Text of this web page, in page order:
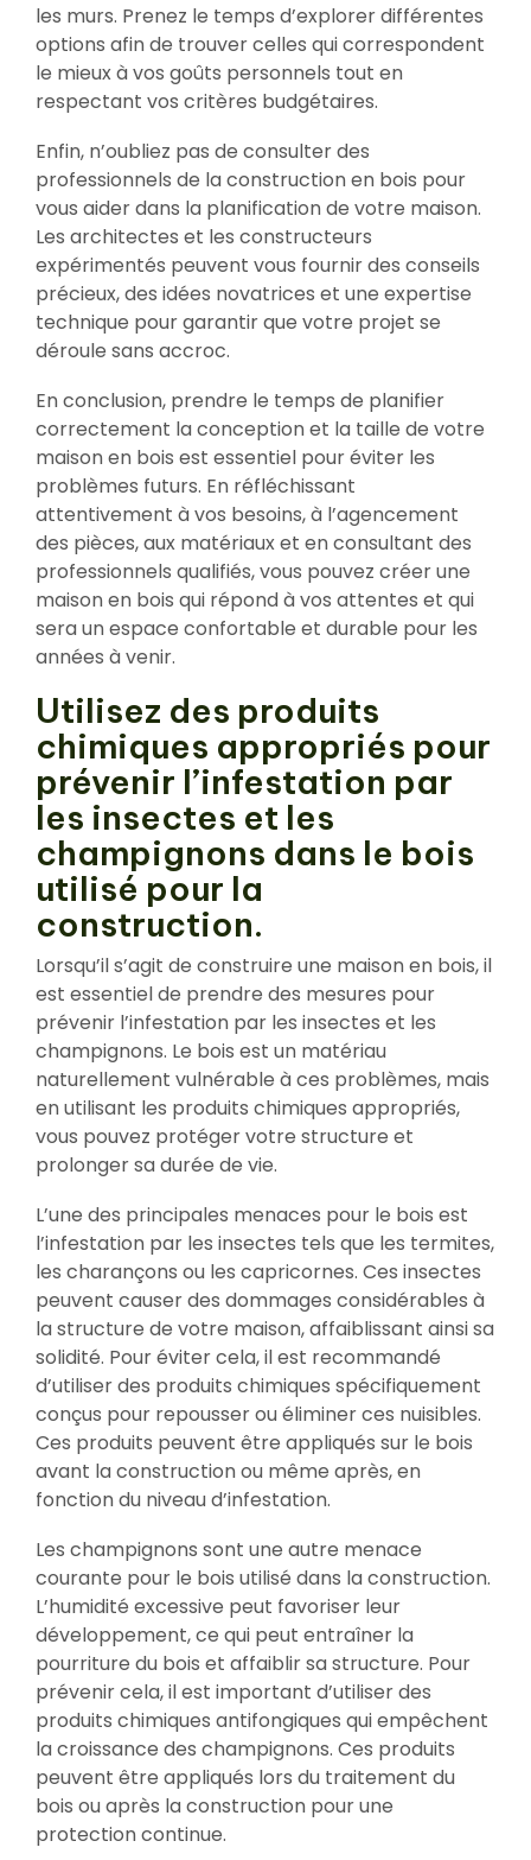
les murs. Prenez le temps d’explorer différentes
options afin de trouver celles qui correspondent
le mieux à vos goûts personnels tout en
respectant vos critères budgétaires.
Enfin, n’oubliez pas de consulter des
professionnels de la construction en bois pour
vous aider dans la planification de votre maison.
Les architectes et les constructeurs
expérimentés peuvent vous fournir des conseils
précieux, des idées novatrices et une expertise
technique pour garantir que votre projet se
déroule sans accroc.
En conclusion, prendre le temps de planifier
correctement la conception et la taille de votre
maison en bois est essentiel pour éviter les
problèmes futurs. En réfléchissant
attentivement à vos besoins, à l’agencement
des pièces, aux matériaux et en consultant des
professionnels qualifiés, vous pouvez créer une
maison en bois qui répond à vos attentes et qui
sera un espace confortable et durable pour les
années à venir.
Utilisez des produits
chimiques appropriés pour
prévenir l’infestation par
les insectes et les
champignons dans le bois
utilisé pour la
construction.
Lorsqu’il s’agit de construire une maison en bois, il
est essentiel de prendre des mesures pour
prévenir l’infestation par les insectes et les
champignons. Le bois est un matériau
naturellement vulnérable à ces problèmes, mais
en utilisant les produits chimiques appropriés,
vous pouvez protéger votre structure et
prolonger sa durée de vie.
L’une des principales menaces pour le bois est
l’infestation par les insectes tels que les termites,
les charançons ou les capricornes. Ces insectes
peuvent causer des dommages considérables à
la structure de votre maison, affaiblissant ainsi sa
solidité. Pour éviter cela, il est recommandé
d’utiliser des produits chimiques spécifiquement
conçus pour repousser ou éliminer ces nuisibles.
Ces produits peuvent être appliqués sur le bois
avant la construction ou même après, en
fonction du niveau d’infestation.
Les champignons sont une autre menace
courante pour le bois utilisé dans la construction.
L’humidité excessive peut favoriser leur
développement, ce qui peut entraîner la
pourriture du bois et affaiblir sa structure. Pour
prévenir cela, il est important d’utiliser des
produits chimiques antifongiques qui empêchent
la croissance des champignons. Ces produits
peuvent être appliqués lors du traitement du
bois ou après la construction pour une
protection continue.